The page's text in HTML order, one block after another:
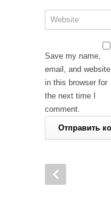
Save my name,
email, and website
in this browser for
the next time I
comment.